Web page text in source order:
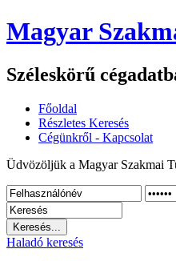
Magyar
Széleskörű
Főoldal
Részletes Keresés
Cégünkről - Kapcsolat
Üdvözöljük a Magyar Szakmai
Haladó keresés